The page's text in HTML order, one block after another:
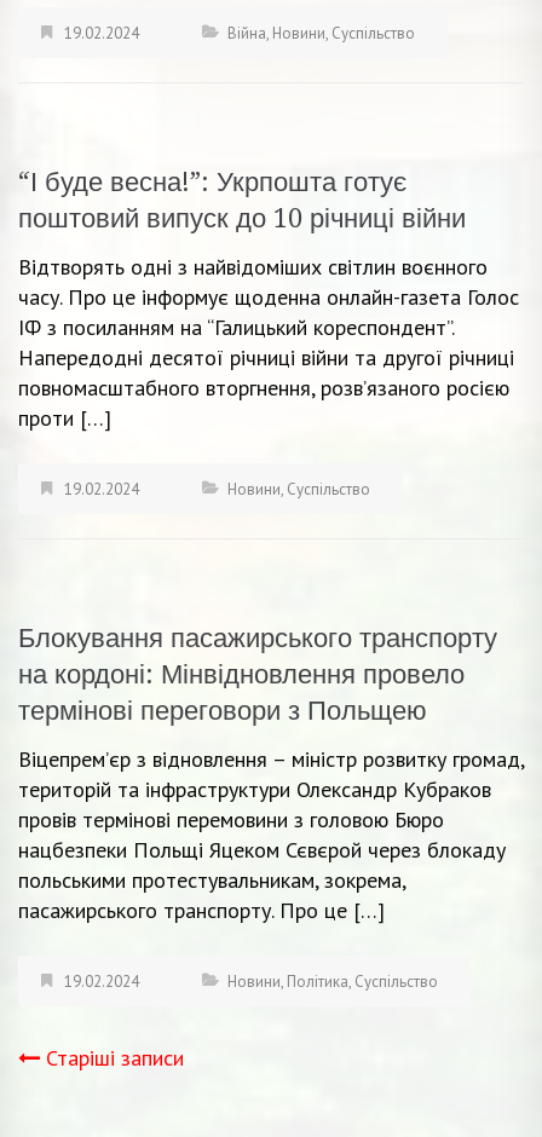
19.02.2024 Війна, Новини, Суспільство
“І буде весна!”: Укрпошта готує
поштовий випуск до 10 річниці війни
Відтворять одні з найвідоміших світлин воєнного
часу. Про це інформує щоденна онлайн-газета Голос
ІФ з посиланням на “Галицький кореспондент”.
Напередодні десятої річниці війни та другої річниці
повномасштабного вторгнення, розв’язаного росією
проти […]
19.02.2024 Новини, Суспільство
Блокування пасажирського транспорту
на кордоні: Мінвідновлення провело
термінові переговори з Польщею
Віцепрем’єр з відновлення – міністр розвитку громад,
територій та інфраструктури Олександр Кубраков
провів термінові перемовини з головою Бюро
нацбезпеки Польщі Яцеком Сєвєрой через блокаду
польськими протестувальникам, зокрема,
пасажирського транспорту. Про це […]
19.02.2024 Новини, Політика, Суспільство
Навігація
Старіші записи